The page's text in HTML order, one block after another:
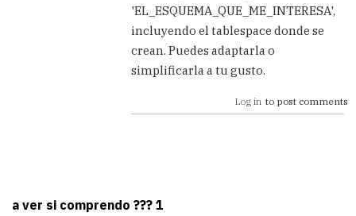
al_extent,
INCREASE, extents, max_e
xtents
FROM dba_segments
WHERE owner= 'EL_ESQUEMA
tents > 1 order by 9 des
'EL_ESQUEMA_QUE_ME_INTERESA',
incluyendo el tablespace donde se
crean. Puedes adaptarla o
simplificarla a tu gusto.
Log in to post comments
a ver si comprendo ??? 1